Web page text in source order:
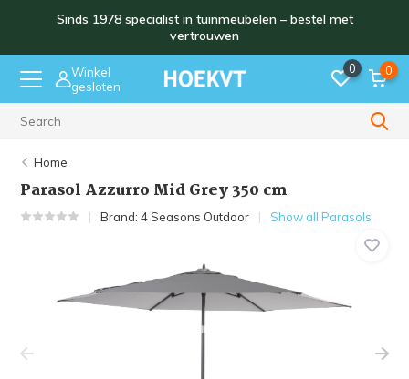
Sinds 1978 specialist in tuinmeubelen – bestel met
vertrouwen
Winkel
gesloten
0 0
Home
Parasol Azzurro Mid Grey 350 cm
Brand:4 Seasons Outdoor Show all Parasols